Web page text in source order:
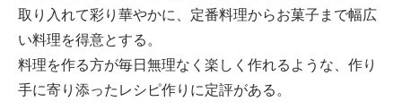
取り入れて彩り華やかに、定番料理からお菓子まで幅広
い料理を得意とする。
料理を作る方が毎日無理なく楽しく作れるような、作り
手に寄り添ったレシピ作りに定評がある。